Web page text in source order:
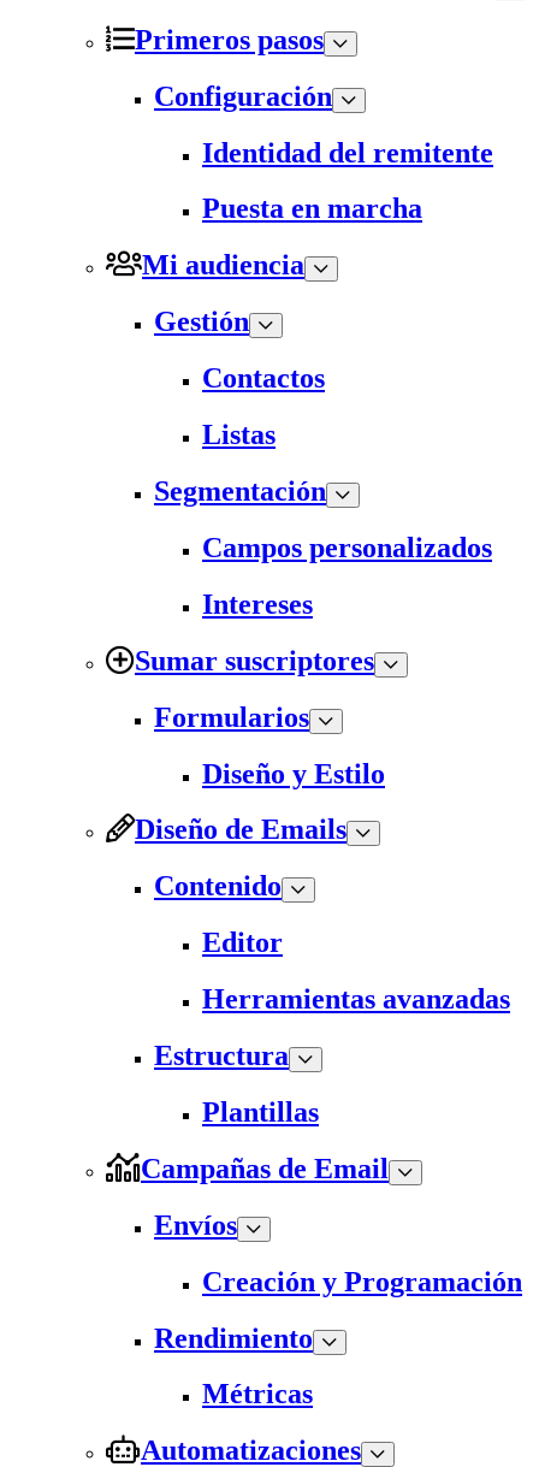
Primeros pasos
Configuración
Identidad del remitente
Puesta en marcha
Mi audiencia
Gestión
Contactos
Listas
Segmentación
Campos personalizados
Intereses
Sumar suscriptores
Formularios
Diseño y Estilo
Diseño de Emails
Contenido
Editor
Herramientas avanzadas
Estructura
Plantillas
Campañas de Email
Envíos
Creación y Programación
Rendimiento
Métricas
Automatizaciones